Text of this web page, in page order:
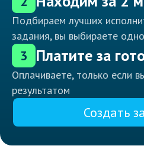
Подбираем лучших
задания, вы выбираете
3 Платите за
Оплачиваете, только если
результатом
Создать